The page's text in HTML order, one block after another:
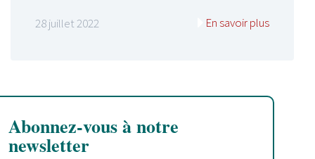
28 juillet 2022 En savoir plus
Abonnez-vous à notre
newsletter